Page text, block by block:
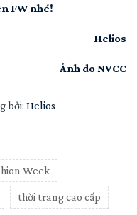
FW nhé!
Helios
Ảnh do NVCC
bởi: Helios
Week
thời trang cao cấp